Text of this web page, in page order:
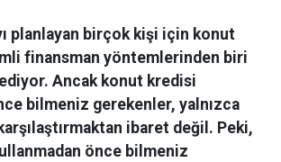
planlayan birçok kişi için konut
finansman yöntemlerinden biri
Ancak konut kredisi
bilmeniz gerekenler, yalnızca
ibaret değil. Peki,
önce bilmeniz